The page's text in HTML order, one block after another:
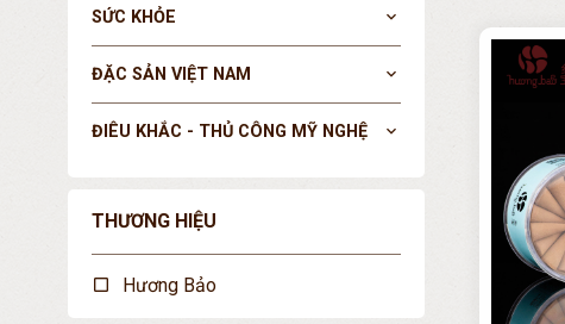
SỨC KHỎE expand_more
ĐẶC SẢN VIỆT NAM expand_more
ĐIÊU KHẮC - THỦ CÔNG MỸ NGHỆ expand_more
THƯƠNG HIỆU
Hương Bảo